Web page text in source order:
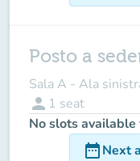
Posto a
Sala A - Ala
person 1 seat
No slots
date_rangeNext